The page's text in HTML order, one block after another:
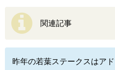
関連記事
昨年の若葉ステークスはア